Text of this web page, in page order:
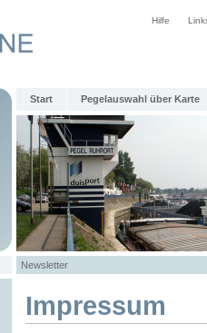
Hilfe
Start Pegelauswahl über Karte
Newsletter
Impressum